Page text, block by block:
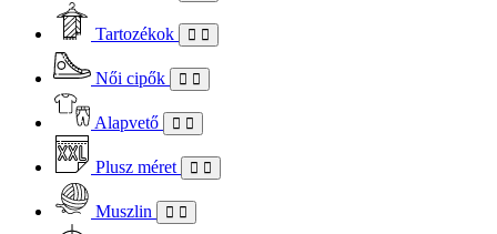
Tartozékok
Női cipők
Alapvető
Plusz méret
Muszlin